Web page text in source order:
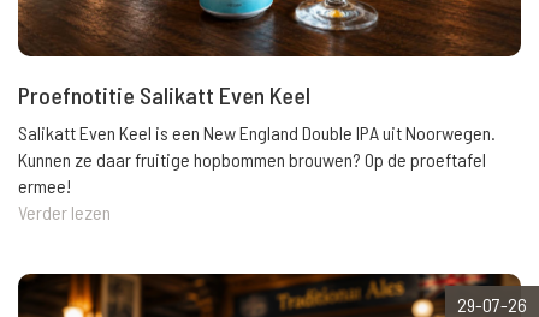
Proefnotitie Salikatt Even Keel
Salikatt Even Keel is een New England Double IPA uit Noorwegen.
Kunnen ze daar fruitige hopbommen brouwen? Op de proeftafel
ermee!
Verder lezen
29-07-26